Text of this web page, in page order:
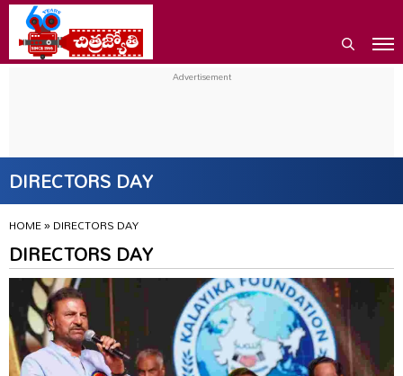
DIRECTORS DAY
HOME»DIRECTORS DAY
DIRECTORS DAY